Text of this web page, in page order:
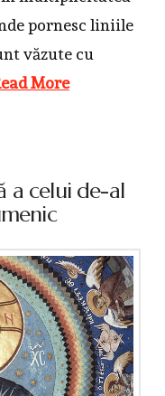
pornesc liniile
văzute cu
More
a celui de-al